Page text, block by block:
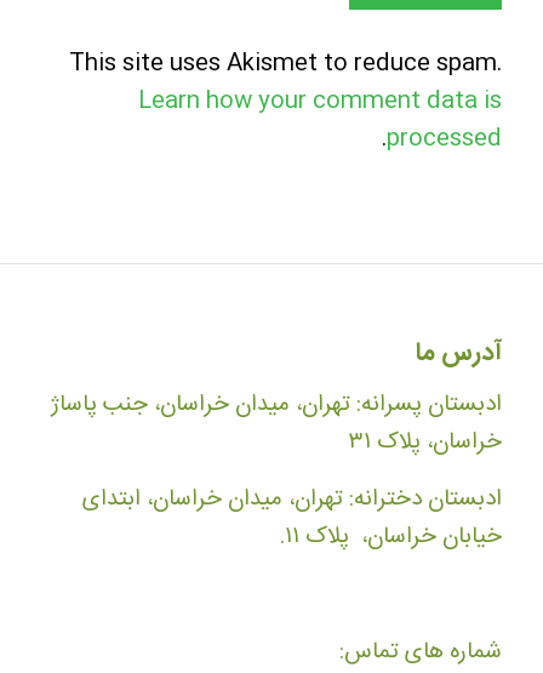
This site uses Akismet to reduce spam.
Learn how your comment data is
processed
.
آدرس ما
ادبستان پسرانه: تهران، میدان خراسان، جنب پاساژ
خراسان، پلاک ۳۱
ادبستان دخترانه: تهران، میدان خراسان، ابتدای
خیابان خراسان، پلاک ۱۱.
شماره های تماس: